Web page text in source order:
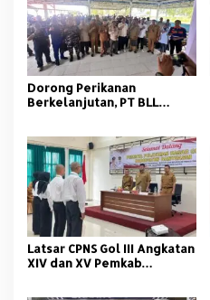
Dorong Perikanan
Berkelanjutan, PT BLL
Tangkap
Latsar CPNS Gol III Angkatan
XIV dan XV Pemkab